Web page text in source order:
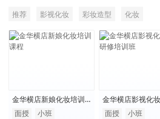
推荐 影视化妆 彩妆造型 化妆
金华横店新娘化妆培训
课程
面授
小班
金华横店影视化
研修培训班
面授
小班